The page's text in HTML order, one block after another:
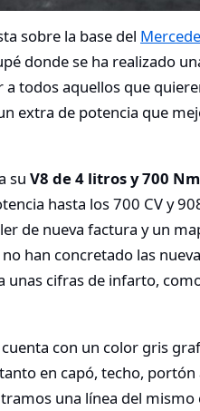
sobre la base del
donde se ha realizado
todos aquellos que
extra de potencia que
su V8 de 4 litros y 700
hasta los 700 CV y
de nueva factura y un
han concretado las
unas cifras de infarto,
con un color gris
en capó, techo,
una línea del